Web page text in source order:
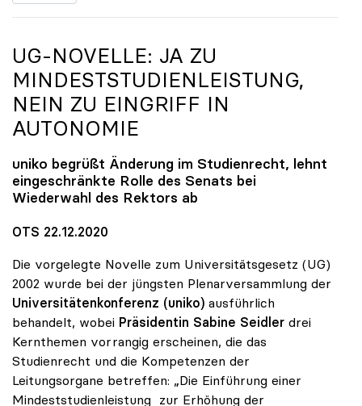
UG-NOVELLE: JA ZU
MINDESTSTUDIENLEISTUNG,
NEIN ZU EINGRIFF IN
AUTONOMIE
uniko begrüßt Änderung im Studienrecht, lehnt
eingeschränkte Rolle des Senats bei
Wiederwahl des Rektors ab
OTS 22.12.2020
Die vorgelegte Novelle zum Universitätsgesetz (UG)
2002 wurde bei der jüngsten Plenarversammlung der
Universitätenkonferenz (uniko) ausführlich
behandelt, wobei Präsidentin Sabine Seidler drei
Kernthemen vorrangig erscheinen, die das
Studienrecht und die Kompetenzen der
Leitungsorgane betreffen: „Die Einführung einer
Mindeststudienleistung zur Erhöhung der